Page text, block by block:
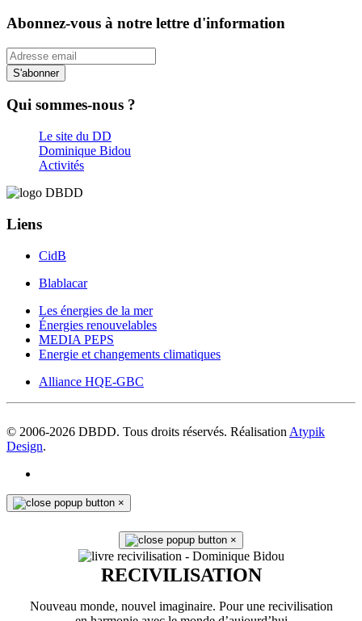
Abonnez-vous à notre lettre d'information
S'abonner
Qui sommes-nous ?
Le site du DD
Dominique Bidou
Activités
Liens
CidB
Blablacar
Les énergies de la mer
Énergies renouvelables
MEDIA PEPS
Energie et changements climatiques
Alliance HQE-GBC
© 2006-2026 DBDD. Tous droits réservés. Réalisation Atypik
Design.
×
×
RECIVILISATION
Nouveau monde, nouvel imaginaire. Pour une recivilisation